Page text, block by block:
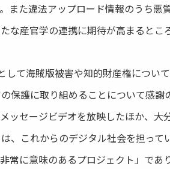
また違法アップロード情報のうち悪
産官学の連携に期待が高まるところ
て海賊版被害や知的財産権につい
保護に取り組めることについて感謝
ッセージビデオを放映したほか、大
、これからのデジタル社会を担って
常に意味のあるプロジェクト」であ